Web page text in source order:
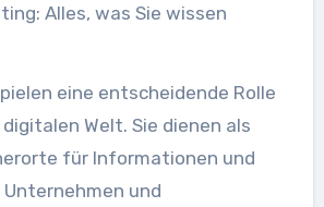
eine entscheidende Rolle
Welt. Sie dienen als
für Informationen und
und